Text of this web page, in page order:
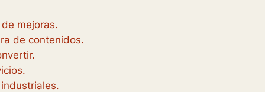
mejoras.
de contenidos.